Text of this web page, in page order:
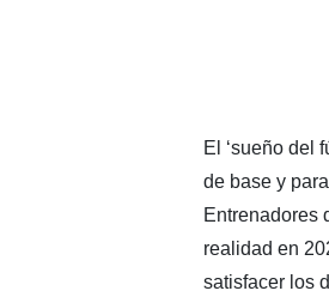
El ‘sueño del
de base y
Entrenadores
realidad en
satisfacer los